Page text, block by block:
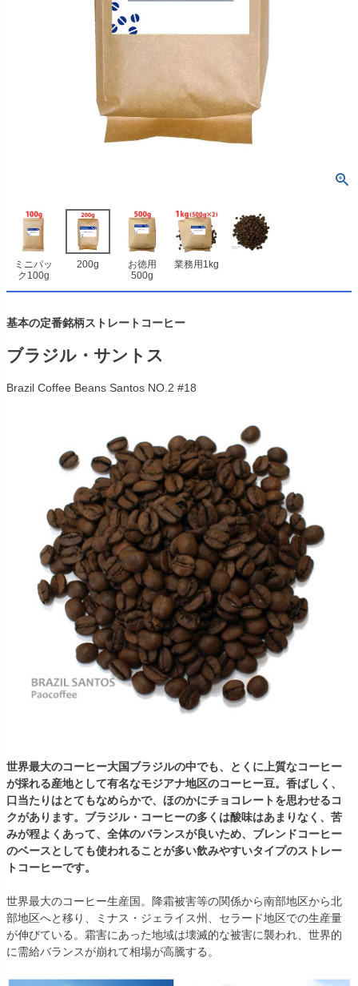
ミニパッ
ク100g
200g
お徳用
500g
業務用1kg
基本の定番銘柄ストレートコーヒー
ブラジル・サントス
Brazil Coffee Beans Santos NO.2 #18
世界最大のコーヒー大国ブラジルの中でも、とくに上質なコーヒー
が採れる産地として有名なモジアナ地区のコーヒー豆。香ばしく、
口当たりはとてもなめらかで、ほのかにチョコレートを思わせるコ
クがあります。ブラジル・コーヒーの多くは酸味はあまりなく、苦
みが程よくあって、全体のバランスが良いため、ブレンドコーヒー
のベースとしても使われることが多い飲みやすいタイプのストレー
トコーヒーです。
世界最大のコーヒー生産国。降霜被害等の関係から南部地区から北
部地区へと移り、ミナス・ジェライス州、セラード地区での生産量
が伸びている。霜害にあった地域は壊滅的な被害に襲われ、世界的
に需給バランスが崩れて相場が高騰する。